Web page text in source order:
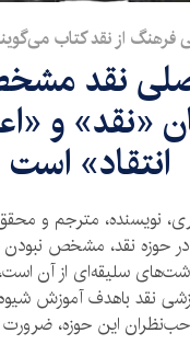
فرهنگ از نقد کتاب
نقد
«نقد» و
انتقاد» است
نویسنده، مترجم و محقق
حوزه نقد، مشخص نبودن
سلیقه‌ای از آن
نقد باهدف آموزش
این حوزه، ضرورت